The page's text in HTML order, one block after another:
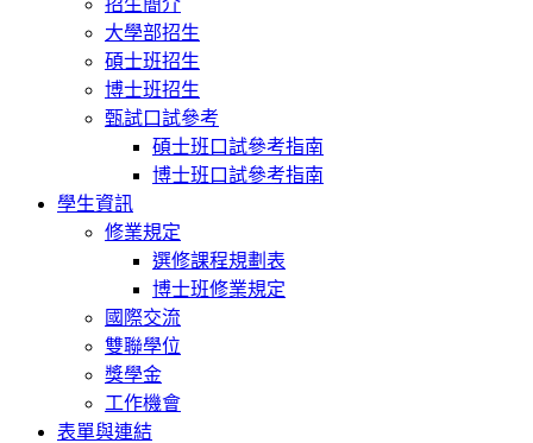
大學部招生
碩士班招生
博士班招生
甄試口試參考
碩士班口試參考指南
博士班口試參考指南
學生資訊
修業規定
選修課程規劃表
博士班修業規定
國際交流
雙聯學位
獎學金
工作機會
表單與連結